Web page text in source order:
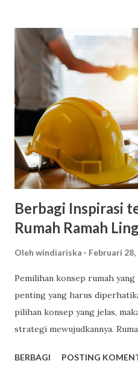
haruslah mengandung
Berikut ini merupakan
anak dengan menu mpasi: ·
lembut Untuk anak yang baru
untuk memilih bahan yang
menu mpasi bergizi seperti
mengandung 10 vitamin dan 6
tumbuh kembang si kecil. ·
mpasi yang bunda berikan
perkenalan mpasi, bund...
Berbagi Inspirasi
Rumah Ramah
Oleh windiariska Februari 28,
Pemilihan konsep rumah
penting yang harus
pilihan konsep yang jelas,
strategi mewujudkannya.
berbagi inspirasi tentang
BERBAGI POSTING